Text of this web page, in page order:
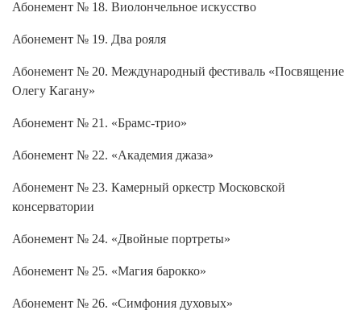
Абонемент № 18. Виолончельное искусство
Абонемент № 19. Два рояля
Абонемент № 20. Международный фестиваль «Посвящение
Олегу Кагану»
Абонемент № 21. «Брамс-трио»
Абонемент № 22. «Академия джаза»
Абонемент № 23. Камерный оркестр Московской
консерватории
Абонемент № 24. «Двойные портреты»
Абонемент № 25. «Магия барокко»
Абонемент № 26. «Симфония духовых»